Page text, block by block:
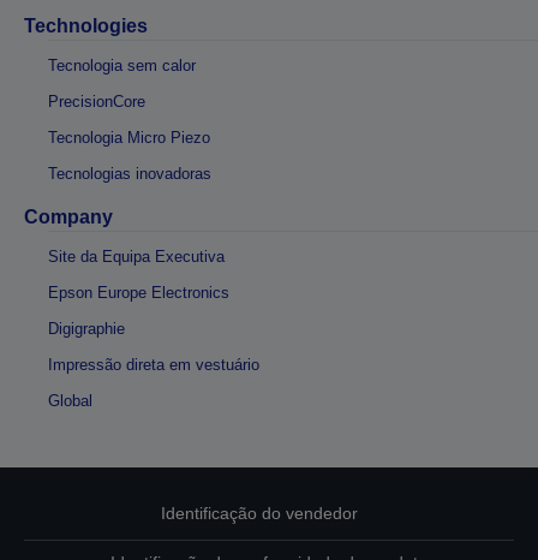
Technologies
Tecnologia sem calor
PrecisionCore
Tecnologia Micro Piezo
Tecnologias inovadoras
Company
Site da Equipa Executiva
Epson Europe Electronics
Digigraphie
Impressão direta em vestuário
Global
Identificação do vendedor